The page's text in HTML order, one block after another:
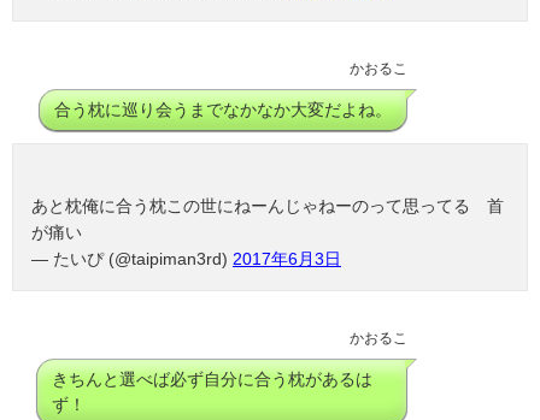
かおるこ
合う枕に巡り会うまでなかなか大変だよね。
あと枕俺に合う枕この世にねーんじゃねーのって思ってる 首
が痛い
— たいぴ (@taipiman3rd) 2017年6月3日
かおるこ
きちんと選べば必ず自分に合う枕があるは
ず！